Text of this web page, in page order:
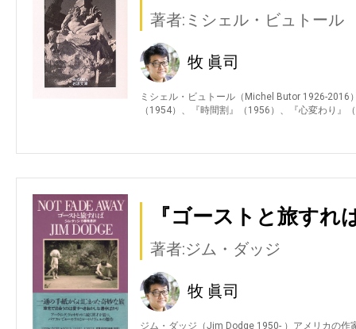
著者:ミシェル・ビュトール
牧 眞司
ミシェル・ビュトール（Michel Butor 1926-2016
（1954）、『時間割』（1956）、『心変わり』
『ゴーストと旅すれ
著者:ジム・ダッジ
牧 眞司
ジム・ダッジ（Jim Dodge 1950- ）アメリカの